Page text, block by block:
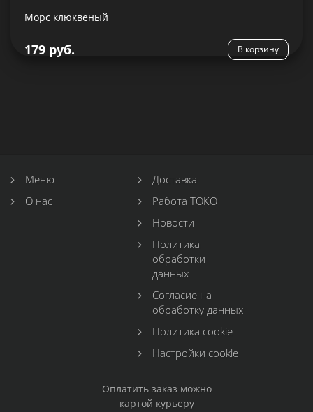
Морс клюквеный
179 руб. В корзину
Меню
О нас
Доставка
Работа ТОКО
Новости
Политика
обработки
данных
Согласие на
обработку данных
Политика cookie
Настройки cookie
Оплатить заказ можно
картой курьеру